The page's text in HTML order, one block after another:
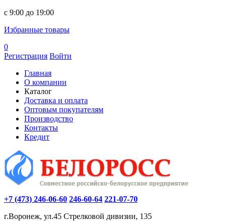
c 9:00 до 19:00
Избранные товары
0
Регистрация Войти
Главная
О компании
Каталог
Доставка и оплата
Оптовым покупателям
Производство
Контакты
Кредит
+7 (473) 246-06-60 246-60-64 221-07-70
г.Воронеж, ул.45 Стрелковой дивизии, 135